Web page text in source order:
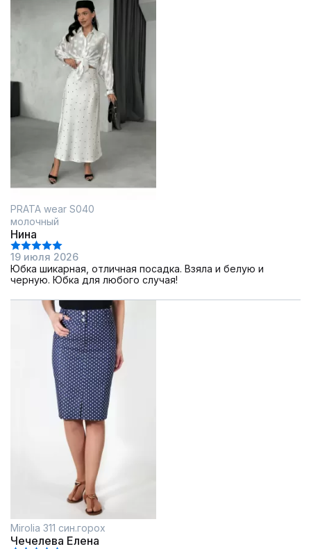
PRATA wear S040
молочный
Нина
19 июля 2026
Юбка шикарная, отличная посадка. Взяла и белую и
черную. Юбка для любого случая!
Mirolia 311 син.горох
Чечелева Елена